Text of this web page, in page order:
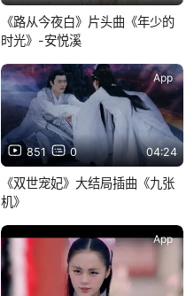
《路从今夜白》片头曲《年少的
时光》-安悦溪
851 0 04:24
App
《双世宠妃》大结局插曲《九张
机》
App